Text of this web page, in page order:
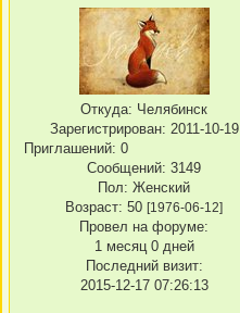
Откуда: Челябинск
Зарегистрирован: 2011-10-19
Приглашений: 0
Сообщений: 3149
Пол: Женский
Возраст: 50 [1976-06-12]
Провел на форуме:
1 месяц 0 дней
Последний визит:
2015-12-17 07:26:13